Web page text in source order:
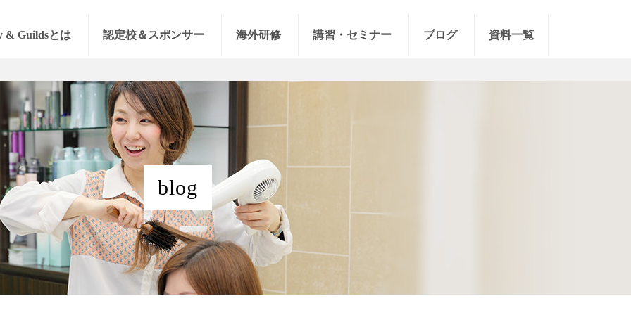
& Guildsとは 認定校＆スポンサー 海外研修 講習・セミナー ブログ 資料一覧
blog